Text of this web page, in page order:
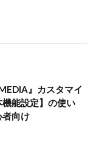
MEDIA』カスタマイ
機能設定】の使い
者向け